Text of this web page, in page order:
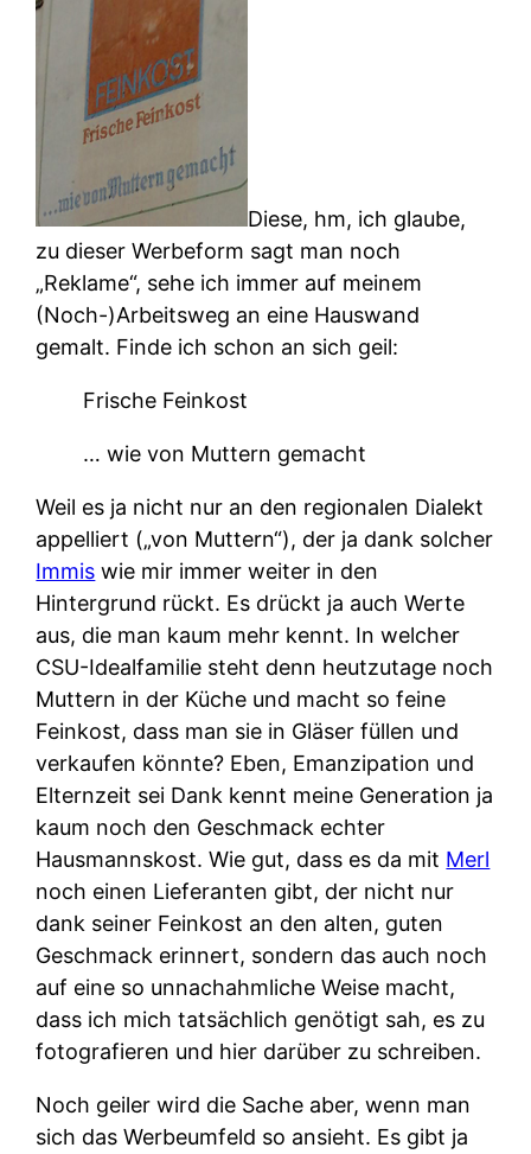
Diese, hm, ich glaube,
zu dieser Werbeform sagt man noch
„Reklame“, sehe ich immer auf meinem
(Noch-)Arbeitsweg an eine Hauswand
gemalt. Finde ich schon an sich geil:
Frische Feinkost
… wie von Muttern gemacht
Weil es ja nicht nur an den regionalen Dialekt
appelliert („von Muttern“), der ja dank solcher
Immis wie mir immer weiter in den
Hintergrund rückt. Es drückt ja auch Werte
aus, die man kaum mehr kennt. In welcher
CSU-Idealfamilie steht denn heutzutage noch
Muttern in der Küche und macht so feine
Feinkost, dass man sie in Gläser füllen und
verkaufen könnte? Eben, Emanzipation und
Elternzeit sei Dank kennt meine Generation ja
kaum noch den Geschmack echter
Hausmannskost. Wie gut, dass es da mit Merl
noch einen Lieferanten gibt, der nicht nur
dank seiner Feinkost an den alten, guten
Geschmack erinnert, sondern das auch noch
auf eine so unnachahmliche Weise macht,
dass ich mich tatsächlich genötigt sah, es zu
fotografieren und hier darüber zu schreiben.
Noch geiler wird die Sache aber, wenn man
sich das Werbeumfeld so ansieht. Es gibt ja